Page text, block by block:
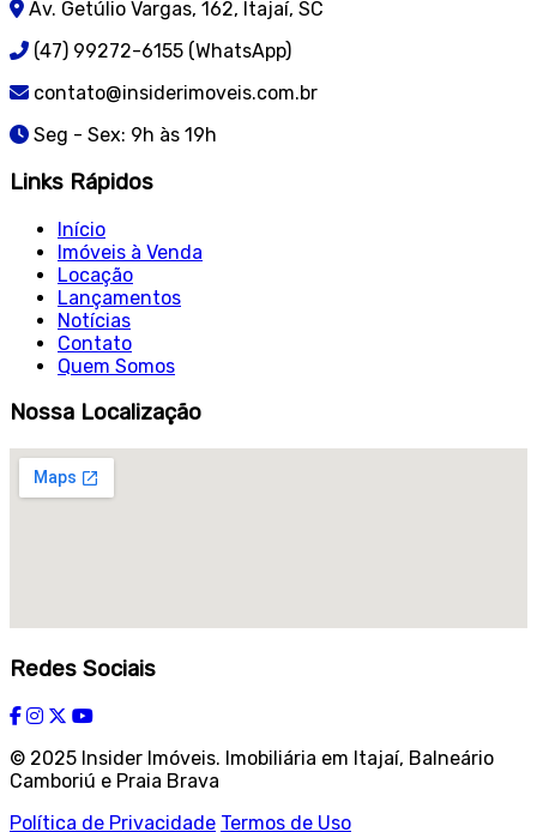
Av. Getúlio Vargas, 162, Itajaí, SC
(47) 99272-6155 (WhatsApp)
contato@insiderimoveis.com.br
Seg - Sex: 9h às 19h
Links Rápidos
Início
Imóveis à Venda
Locação
Lançamentos
Notícias
Contato
Quem Somos
Nossa Localização
Redes Sociais
© 2025 Insider Imóveis. Imobiliária em Itajaí, Balneário
Camboriú e Praia Brava
Política de Privacidade Termos de Uso